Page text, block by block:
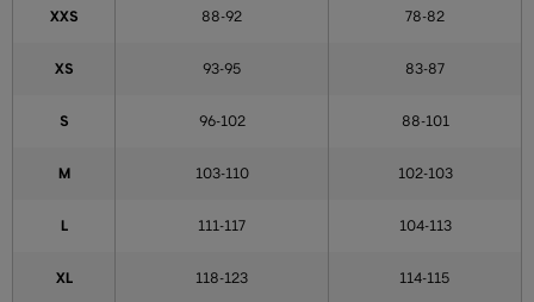
XXS 88-92 78-82
XS 93-95 83-87
S 96-102 88-101
M 103-110 102-103
L 111-117 104-113
XL 118-123 114-115